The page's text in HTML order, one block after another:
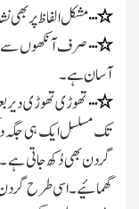
٭…مشکل الفاظ پر بھی
٭…صرف آنکھوں سے
آسان ہے ۔
٭…تھوڑی تھوڑی دیر
تک مسلسل ایک ہی جگہ
گردن بھی دُکھ جاتی ہے
گھمائيے ۔اسی طرح